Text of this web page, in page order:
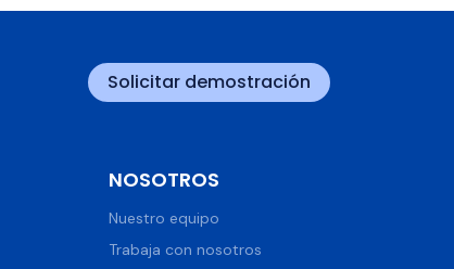
Solicitar demostración
NOSOTROS
Nuestro equipo
Trabaja con nosotros